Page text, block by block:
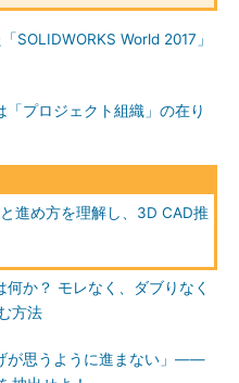
SOLIDWORKS World 2017」
「プロジェクト組織」の在り
進め方を理解し、3D CAD推
か？ モレなく、ダブりなく
方法
が思うように進まない」――